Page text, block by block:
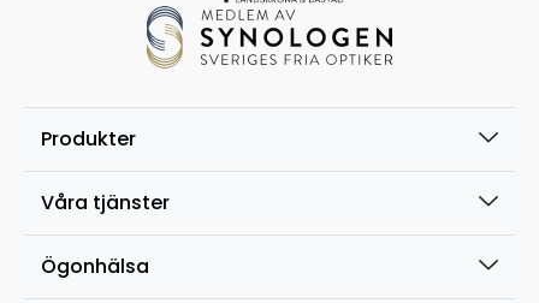
Produkter
Våra tjänster
Ögonhälsa